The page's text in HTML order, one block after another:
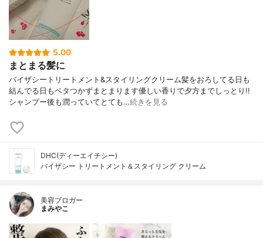
5.00
まとまる髪に
バイザシートリートメント&スタイリングクリーム髪をおろしてる日も
結んでる日もベタつかずまとまります優しい香りで夕方までしっとり!!
シャンプー後も潤っていてとても…続きを見る
DHC(ディーエイチシー)
バイザシー トリートメント＆スタイリング クリーム
美容ブロガー
まみやこ